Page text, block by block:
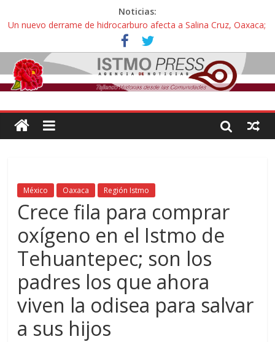
Noticias:
Un nuevo derrame de hidrocarburo afecta a Salina Cruz, Oaxaca;
ahora pescadores de Salinas del Marqués denuncian daños de
Pemex
Ángel, el joven autista expulsado por la Universidad Bienestar de
Ixtepec, Oaxaca vuelve a las aulas tras amparo
Familiares de periodista Alejandro Leyva se reúnen con titular de
intelectuales de su asesinato
Alertan pescadores de Juchitán, Oaxaca de nuevo despojo de su
México Oaxaca Región Istmo
Crece fila para comprar
oxígeno en el Istmo de
Tehuantepec; son los
padres los que ahora
viven la odisea para salvar
a sus hijos